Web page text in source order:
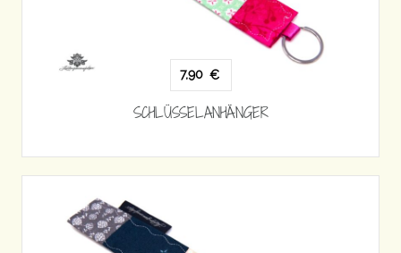
7,90 €
SCHLÜSSELANHÄNGER